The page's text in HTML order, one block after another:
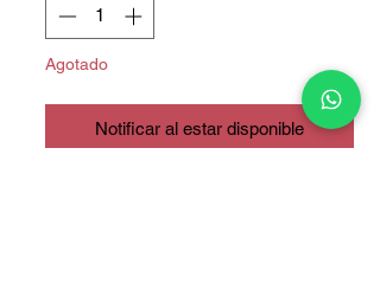
Agotado
Notificar al estar disponible